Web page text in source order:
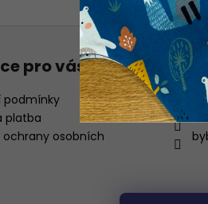
pro vás
podmínky
platba
ochrany osobních